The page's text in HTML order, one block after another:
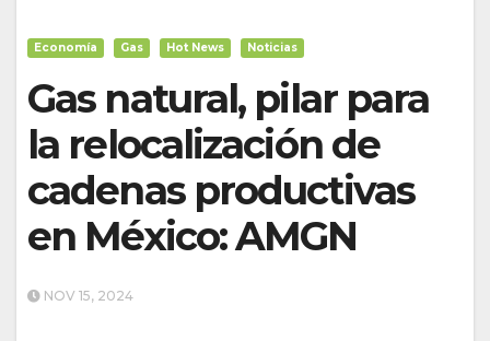
Economía Gas Hot News Noticias
Gas natural, pilar para
la relocalización de
cadenas productivas
en México: AMGN
NOV 15, 2024